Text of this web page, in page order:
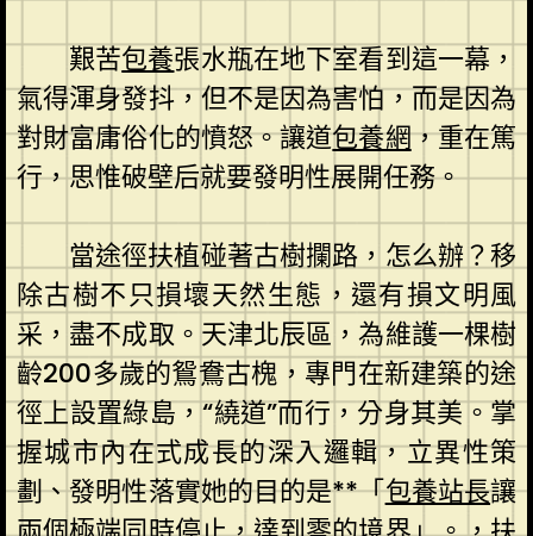
艱苦包養張水瓶在地下室看到這一幕，
氣得渾身發抖，但不是因為害怕，而是因為
對財富庸俗化的憤怒。讓道包養網，重在篤
行，思惟破壁后就要發明性展開任務。
當途徑扶植碰著古樹攔路，怎么辦？移
除古樹不只損壞天然生態，還有損文明風
采，盡不成取。天津北辰區，為維護一棵樹
齡200多歲的鴛鴦古槐，專門在新建築的途
徑上設置綠島，“繞道”而行，分身其美。掌
握城市內在式成長的深入邏輯，立異性策
劃、發明性落實她的目的是**「包養站長讓